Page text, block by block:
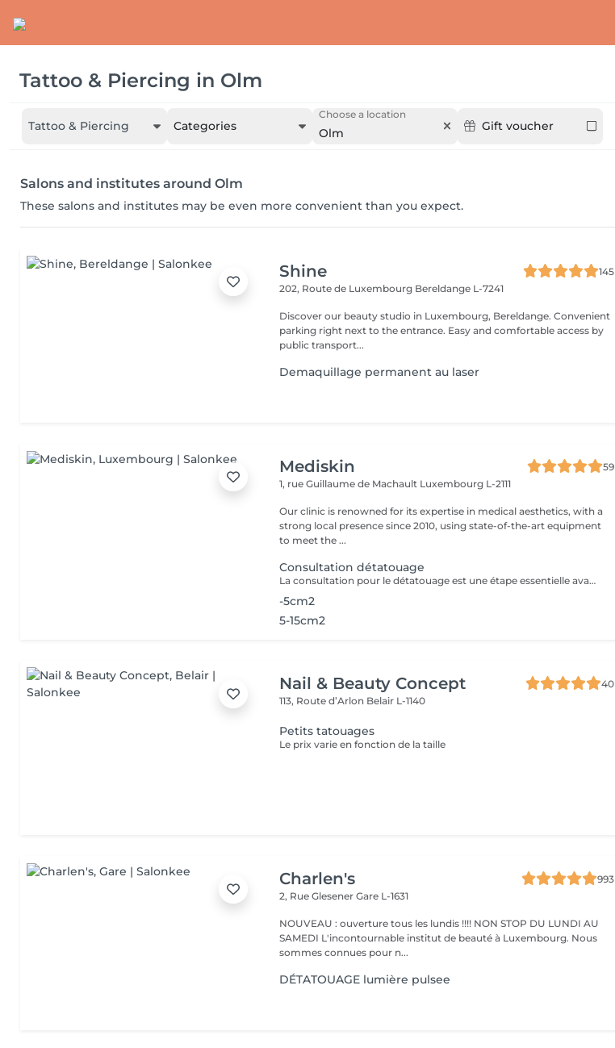
Tattoo & Piercing in Olm
Tattoo & Piercing Categories
Choose a location
Olm Gift voucher
Salons and institutes around Olm
These salons and institutes may be even more convenient than you expect.
Shine
145
202, Route de Luxembourg Bereldange L-7241
Discover our beauty studio in Luxembourg, Bereldange. Convenient
parking right next to the entrance. Easy and comfortable access by
public transport...
Demaquillage permanent au laser
Mediskin
59
1, rue Guillaume de Machault Luxembourg L-2111
Our clinic is renowned for its expertise in medical aesthetics, with a
strong local presence since 2010, using state-of-the-art equipment
to meet the ...
Consultation détatouage
La consultation pour le détatouage est une étape essentielle avant le traitement. Elle permet d'évaluer la taille, les couleurs et la profondeur du tatouage, ainsi que le type de peau du patient. Le professionnel explique le déroulement du traitement, le nombre de séances nécessaires et les éventuels effets secondaires. C'est aussi le moment pour poser toutes vos questions et discuter des attentes en termes de résultats
-5cm2
5-15cm2
Nail & Beauty Concept
40
113, Route d’Arlon Belair L-1140
Petits tatouages
Le prix varie en fonction de la taille
Charlen's
993
2, Rue GlesenerGare L-1631
NOUVEAU : ouverture tous les lundis !!!! NON STOP DU LUNDI AU
SAMEDI L'incontournable institut de beauté à Luxembourg. Nous
sommes connues pour n...
DÉTATOUAGE lumière pulsee